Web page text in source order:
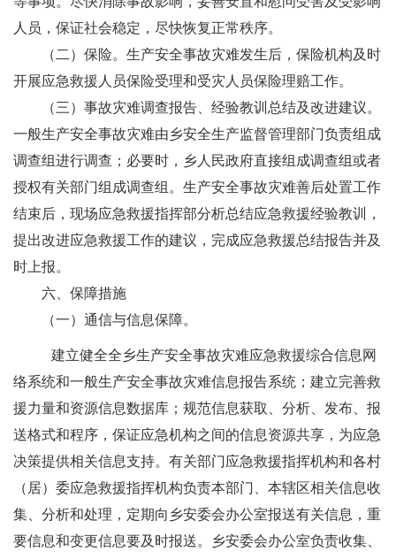
人员，保证社会稳定，尽快恢复正常秩序。
（ 二） 保险。 生产安全事故灾难发生后，保险机构及时
开展应急救援人员保险受理和受灾人员保险理赔工作。
（三） 事故灾难调查报告、经验教训总结及改进建议。
一般生产安全事故灾难由乡安全生产监督管理部门负责组成
调查组进行调查；必要时， 乡人民政府直接组成调查组或者
授权有关部门组成调查组。生产安全事故灾难善后处置工作
结束后，现场应急救援指挥部分析总结应急救援经验教训，
提出改进应急救援工作的建议，完成应急救援总结报告并及
时上报。
六、 保障措施
（一） 通信与信息保障。
建立健全全乡生产安全事故灾难应急救援综合信息网
络系统和一般生产安全事故灾难信息报告系统；建立完善救
援力量和资源信息数据库；规范信息获取、分析、发布、报
送格式和程序，保证应急机构之间的信息资源共享，为应急
决策提供相关信息支持。有关部门应急救援指挥机构和各村
（居）委应急救援指挥机构负责本部门、本辖区相关信息收
集、分析和处理，定期向乡安委会办公室报送有关信息，重
要信息和变更信息要及时报送。乡安委会办公室负责收集、